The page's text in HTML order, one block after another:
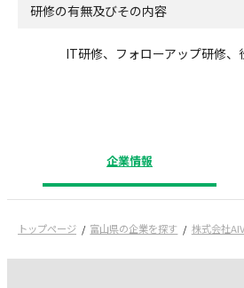
研修の有無及びその内容
IT研修、フォローアップ研修、
企業情報
トップページ 富山県の企業を探す 株式会社